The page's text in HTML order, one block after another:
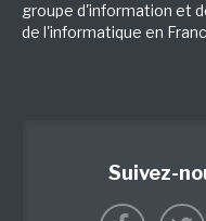
groupe d'information et
de l'informatique en
Suivez-